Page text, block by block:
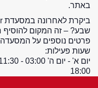
באתר.
שבע? – זה המקום להוסיף
פרטים נוספים על
שעות פעילות:
יום א' - יום ה' 03:00 - 11:30
18:00